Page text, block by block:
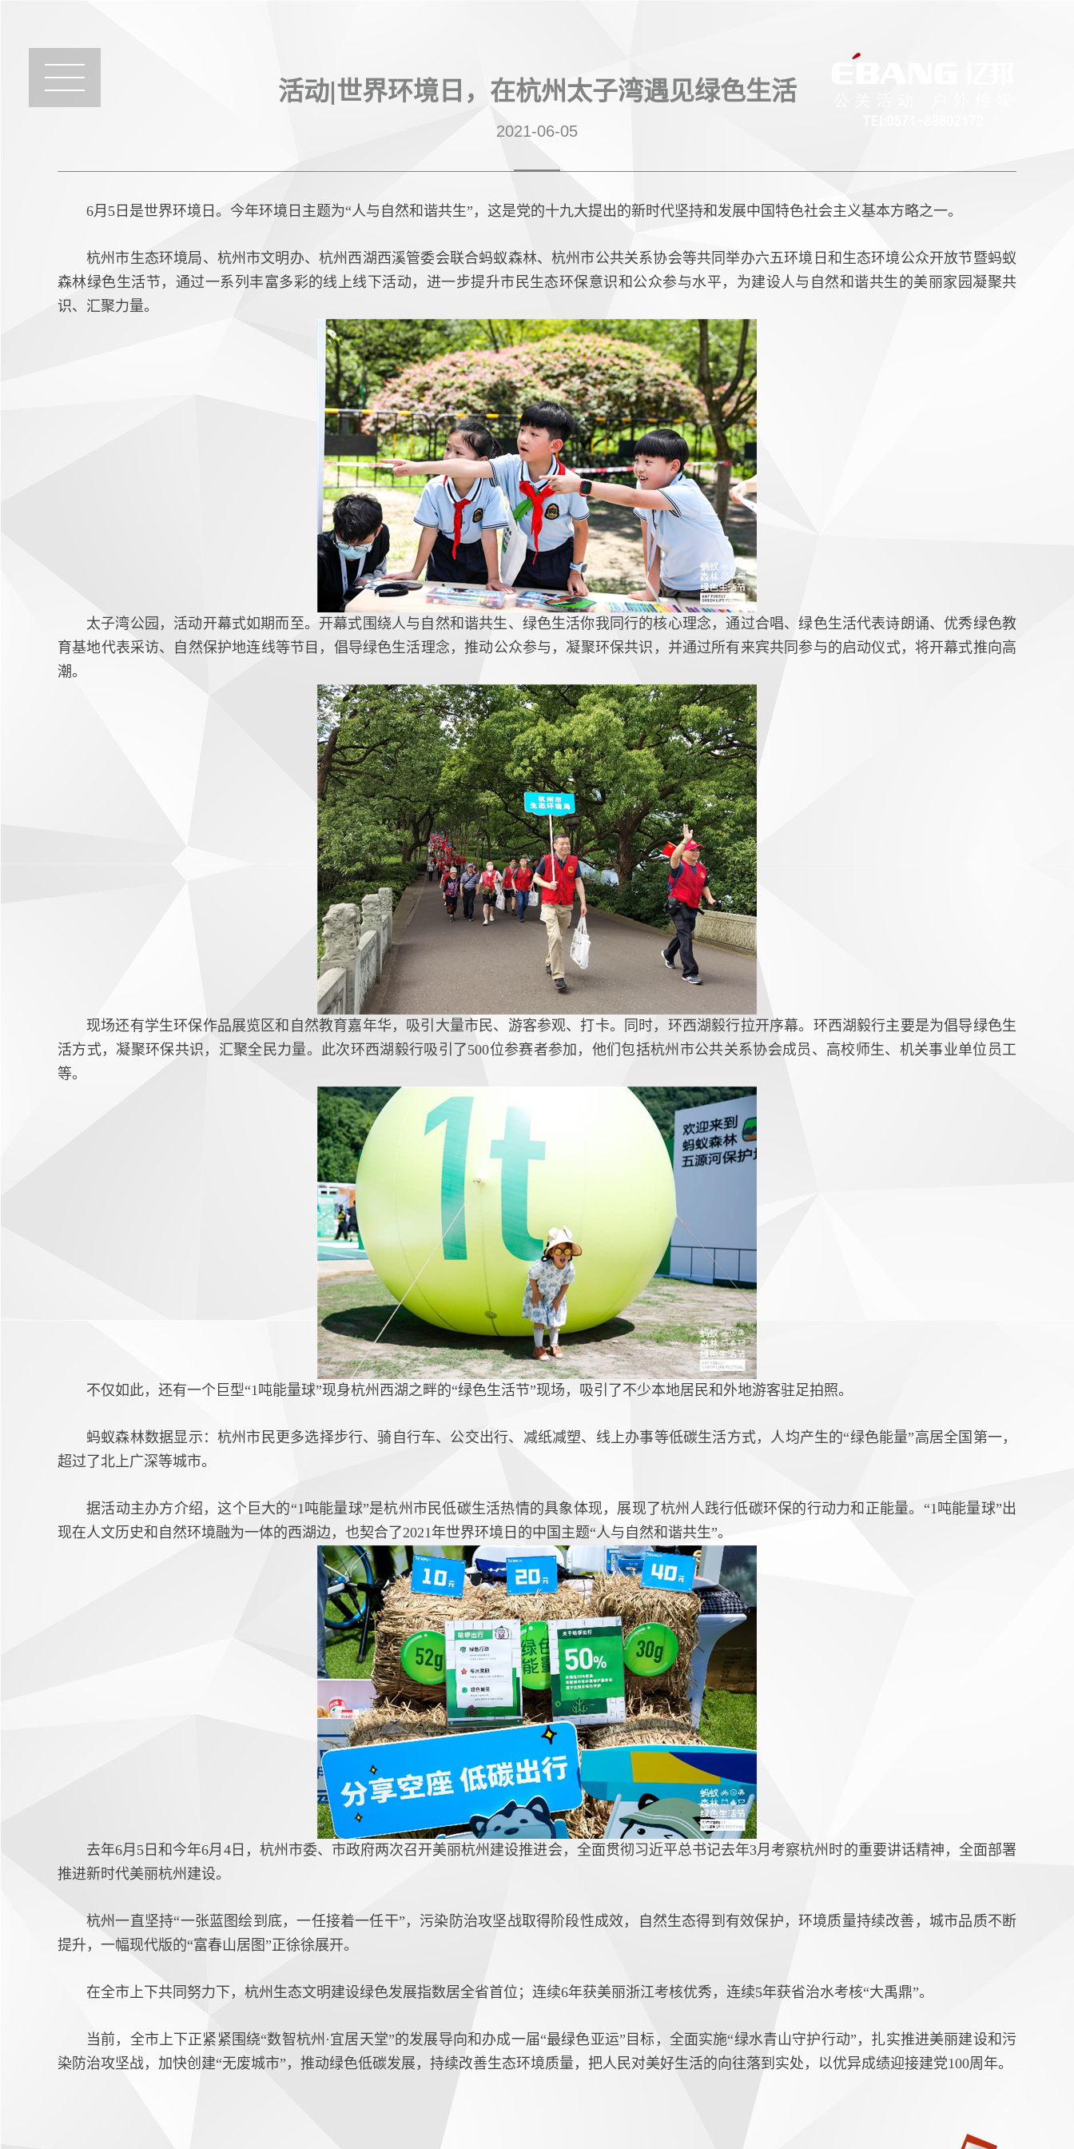
活动|世界环境日，在杭州太子湾遇见绿色生活
2021-06-05
6月5日是世界环境日。今年环境日主题为“人与自然和谐共生”，这是党的十九大提出的新时代坚持和发展中国特色社会主义基本方略之一。
杭州市生态环境局、杭州市文明办、杭州西湖西溪管委会联合蚂蚁森林、杭州市公共关系协会等共同举办六五环境日和生态环境公众开放节暨蚂蚁
森林绿色生活节，通过一系列丰富多彩的线上线下活动，进一步提升市民生态环保意识和公众参与水平，为建设人与自然和谐共生的美丽家园凝聚共
识、汇聚力量。
太子湾公园，活动开幕式如期而至。开幕式围绕人与自然和谐共生、绿色生活你我同行的核心理念，通过合唱、绿色生活代表诗朗诵、优秀绿色教
育基地代表采访、自然保护地连线等节目，倡导绿色生活理念，推动公众参与，凝聚环保共识，并通过所有来宾共同参与的启动仪式，将开幕式推向高
潮。
现场还有学生环保作品展览区和自然教育嘉年华，吸引大量市民、游客参观、打卡。同时，环西湖毅行拉开序幕。环西湖毅行主要是为倡导绿色生
活方式，凝聚环保共识，汇聚全民力量。此次环西湖毅行吸引了500位参赛者参加，他们包括杭州市公共关系协会成员、高校师生、机关事业单位员工
等。
不仅如此，还有一个巨型“1吨能量球”现身杭州西湖之畔的“绿色生活节”现场，吸引了不少本地居民和外地游客驻足拍照。
蚂蚁森林数据显示：杭州市民更多选择步行、骑自行车、公交出行、减纸减塑、线上办事等低碳生活方式，人均产生的“绿色能量”高居全国第一，
超过了北上广深等城市。
据活动主办方介绍，这个巨大的“1吨能量球”是杭州市民低碳生活热情的具象体现，展现了杭州人践行低碳环保的行动力和正能量。“1吨能量球”出
现在人文历史和自然环境融为一体的西湖边，也契合了2021年世界环境日的中国主题“人与自然和谐共生”。
去年6月5日和今年6月4日，杭州市委、市政府两次召开美丽杭州建设推进会，全面贯彻习近平总书记去年3月考察杭州时的重要讲话精神，全面部署
推进新时代美丽杭州建设。
杭州一直坚持“一张蓝图绘到底，一任接着一任干”，污染防治攻坚战取得阶段性成效，自然生态得到有效保护，环境质量持续改善，城市品质不断
提升，一幅现代版的“富春山居图”正徐徐展开。
在全市上下共同努力下，杭州生态文明建设绿色发展指数居全省首位；连续6年获美丽浙江考核优秀，连续5年获省治水考核“大禹鼎”。
当前，全市上下正紧紧围绕“数智杭州·宜居天堂”的发展导向和办成一届“最绿色亚运”目标，全面实施“绿水青山守护行动”，扎实推进美丽建设和污
染防治攻坚战，加快创建“无废城市”，推动绿色低碳发展，持续改善生态环境质量，把人民对美好生活的向往落到实处，以优异成绩迎接建党100周年。